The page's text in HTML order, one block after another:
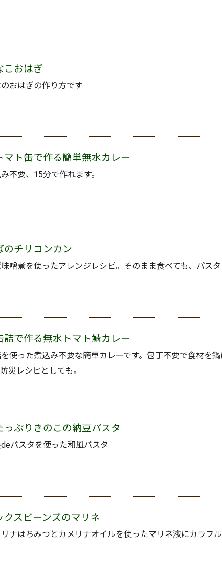
こおはぎ
おはぎの作り方です
マト缶で作る簡単無水カレー
不要、15分で作れます。
のチリコンカン
噌煮を使ったアレンジレシピ。そのまま食べても、パスタ
詰で作る無水トマト鯖カレー
使った煮込み不要な簡単カレーです。包丁不要で食材を
災レシピとしても。
っぷりきのこの納豆パスタ
パスタを使った和風パスタ
クスビーンズのマリネ
ナはちみつとカメリナオイルを使ったマリネ液にカラフル